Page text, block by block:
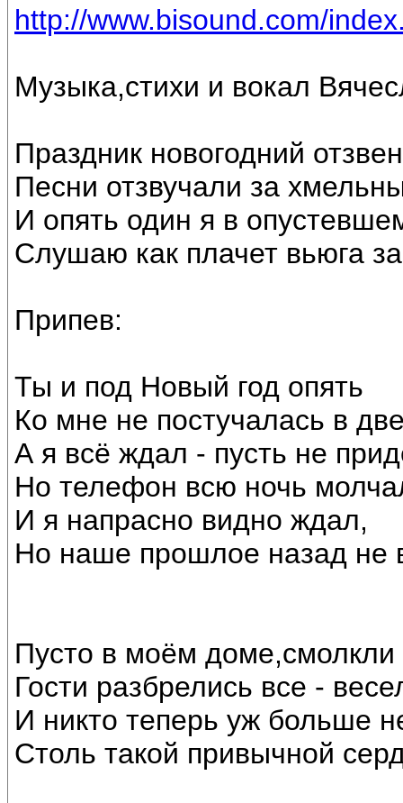
http://www.bisound.com/
Музыка,стихи и вокал
Праздник новогодний
Песни отзвучали за
И опять один я в
Слушаю как плачет вьюга
Припев:
Ты и под Новый год опять
Ко мне не постучалась в
А я всё ждал - пусть не
Но телефон всю ночь
И я напрасно видно ждал,
Но наше прошлое назад не
Пусто в моём доме,смолкли
Гости разбрелись все -
И никто теперь уж больше
Столь такой привычной